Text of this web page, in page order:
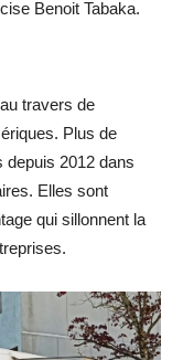
Benoit Tabaka.
travers de
Plus de
depuis 2012 dans
Elles sont
qui sillonnent la